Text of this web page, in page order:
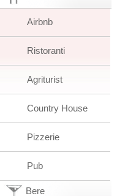
Airbnb
Ristoranti
Agriturist
Country House
Pizzerie
Pub
Bere